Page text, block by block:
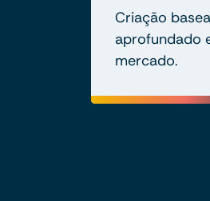
Criação
aprofundado
mercado.